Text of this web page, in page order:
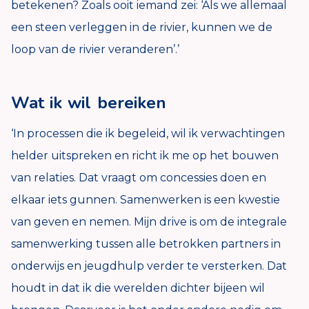
betekenen? Zoals ooit iemand zei: ‘Als we allemaal
een steen verleggen in de rivier, kunnen we de
loop van de rivier veranderen’.’
Wat ik wil bereiken
‘In processen die ik begeleid, wil ik verwachtingen
helder uitspreken en richt ik me op het bouwen
van relaties. Dat vraagt om concessies doen en
elkaar iets gunnen. Samenwerken is een kwestie
van geven en nemen. Mijn drive is om de integrale
samenwerking tussen alle betrokken partners in
onderwijs en jeugdhulp verder te versterken. Dat
houdt in dat ik die werelden dichter bijeen wil